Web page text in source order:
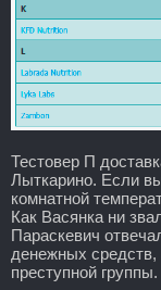
Тестовер П
Лыткарино. Если
комнатной
Как Васянка ни
Параскевич
денежных средств,
преступной группы.